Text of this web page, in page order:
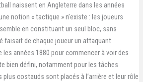
naissent en Angleterre dans les années
notion « tactique » n’existe : les joueurs
en constituant un seul bloc, sans
faisait de chaque joueur un attaquant
années 1880 pour commencer à voir des
bien défini, notamment pour les tâches
costauds sont placés à l’arrière et leur rôle